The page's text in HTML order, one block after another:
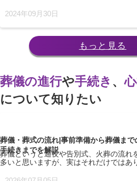
2024年09月30日
もっと見る
葬儀の進行や手続き 、
について知りたい
葬儀・葬式の流れ|事前準備から葬儀ま
手続きまでを解説
葬儀というと通夜や告別式、火葬の流れ
多いと思いますが、実はそれだけではあ
あります。このページでは葬儀の流れや